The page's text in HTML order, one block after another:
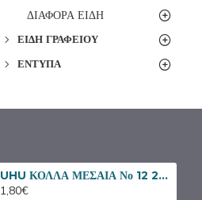
ΔΙΑΦΟΡΑ ΕΙΔΗ
ΕΊΔΗ ΓΡΑΦΕΊΟΥ
ΈΝΤΥΠΑ
UHU ΚΟΛΛΑ ΜΕΣΑΙΑ Νο 12 20ml
1,80€